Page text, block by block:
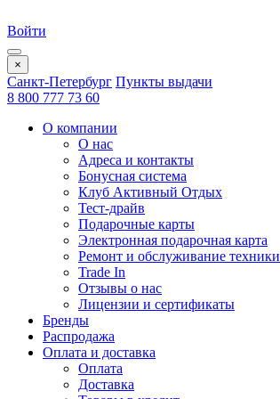
Войти
×
Санкт-Петербург Пункты выдачи
8 800 777 73 60
О компании
О нас
Адреса и контакты
Бонусная система
Клуб Активный Отдых
Тест-драйв
Подарочные карты
Электронная подарочная карта
Ремонт и обслуживание техники
Trade In
Отзывы о нас
Лицензии и сертификаты
Бренды
Распродажа
Оплата и доставка
Оплата
Доставка